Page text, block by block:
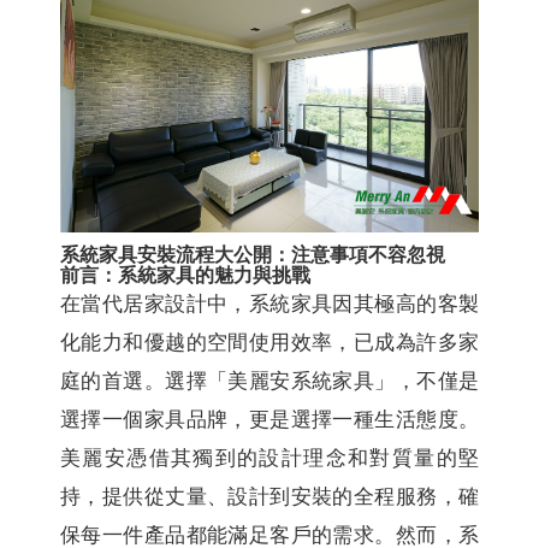
系統家具安裝流程大公開：注意事項不容忽視
前言：系統家具的魅力與挑戰
在當代居家設計中，系統家具因其極高的客製
化能力和優越的空間使用效率，已成為許多家
庭的首選。選擇「美麗安系統家具」，不僅是
選擇一個家具品牌，更是選擇一種生活態度。
美麗安憑借其獨到的設計理念和對質量的堅
持，提供從丈量、設計到安裝的全程服務，確
保每一件產品都能滿足客戶的需求。然而，系